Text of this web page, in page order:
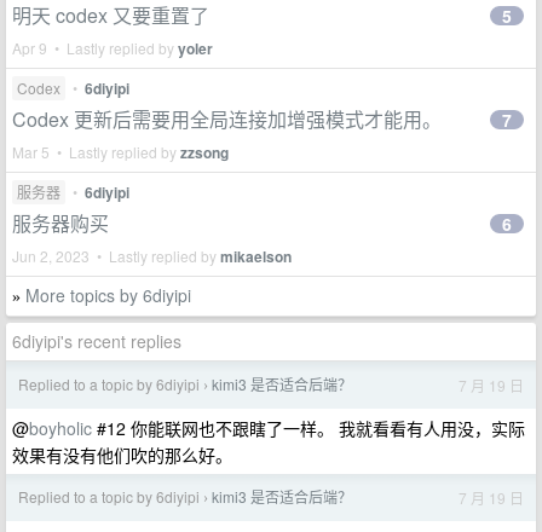
明天 codex 又要重置了
Apr 9 • Lastly replied byyoler
5
Codex • 6diyipi
Codex 更新后需要用全局连接加增强模式才能用。
Mar 5 • Lastly replied byzzsong
7
服务器 • 6diyipi
服务器购买
Jun 2, 2023 • Lastly replied bymikaelson
6
» More topics by 6diyipi
6diyipi's recent replies
Replied to a topic by 6diyipi › kimi3 是否适合后端？ 7 月 19 日
@boyholic #12 你能联网也不跟瞎了一样。 我就看看有人用没，实际
效果有没有他们吹的那么好。
Replied to a topic by 6diyipi › kimi3 是否适合后端？ 7 月 19 日